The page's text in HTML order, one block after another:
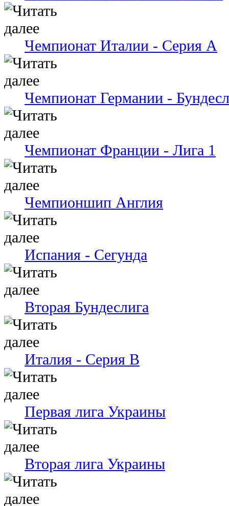
Чемпионат Италии - Серия А
Чемпионат Германии -
Чемпионат Франции - Лига 1
Чемпионшип Англия
Испания - Сегунда
Вторая Бундеслига
Италия - Серия В
Первая лига Украины
Вторая лига Украины